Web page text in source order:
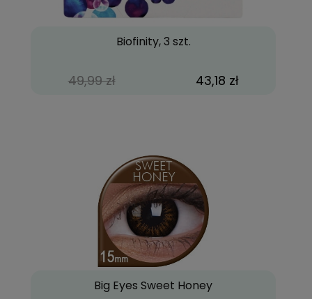
Biofinity, 3 szt.
49,99 zł 43,18 zł
Big Eyes Sweet Honey